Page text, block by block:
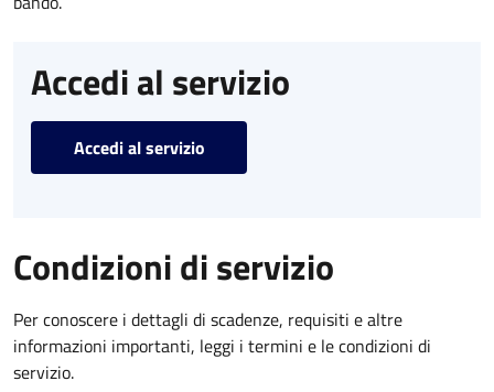
Accedi al servizio
Accedi al servizio
Condizioni di servizio
Per conoscere i dettagli di scadenze, requisiti e altre
informazioni importanti, leggi i termini e le condizioni di
servizio.